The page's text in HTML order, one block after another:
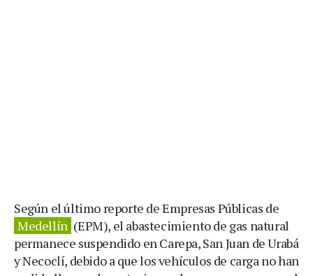
Según el último reporte de Empresas Públicas de
Medellín (EPM), el abastecimiento de gas natural
permanece suspendido en Carepa, San Juan de Urabá
y Necoclí, debido a que los vehículos de carga no han